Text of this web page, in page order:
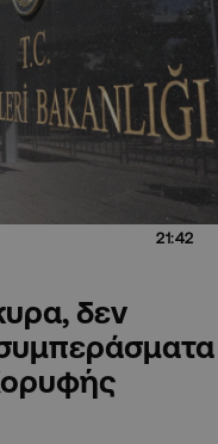
21:42
δεν
συμπεράσματα